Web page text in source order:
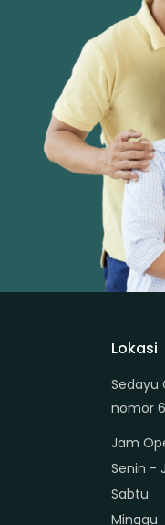
Lokasi
Sedayu
nomor
Jam
Senin -
Sabtu
Minggu